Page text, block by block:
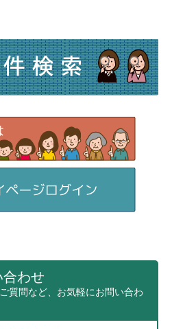
わせ
質問など、お気軽にお問い合わ